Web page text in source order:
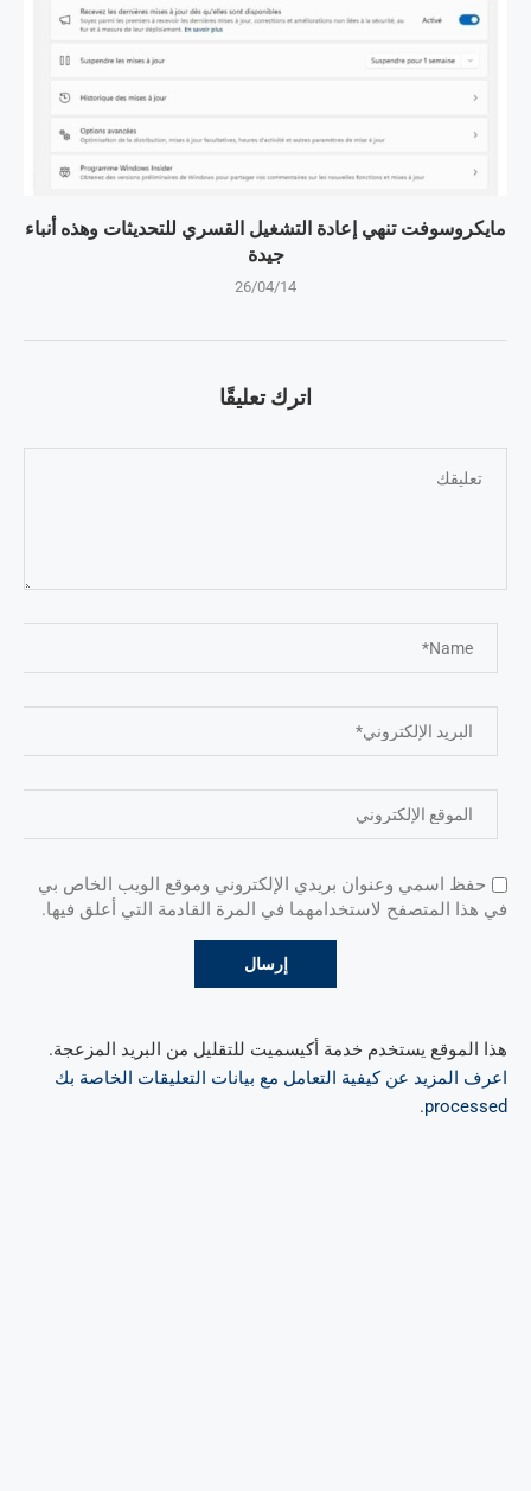
مايكروسوفت تنهي إعادة التشغيل القسري للتحديثات وهذه أنباء
جيدة
26/04/14
اترك تعليقًا
حفظ اسمي وعنوان بريدي الإلكتروني وموقع الويب الخاص بي
في هذا المتصفح لاستخدامهما في المرة القادمة التي أعلق فيها.
هذا الموقع يستخدم خدمة أكيسميت للتقليل من البريد المزعجة.
اعرف المزيد عن كيفية التعامل مع بيانات التعليقات الخاصة بك
processed
.